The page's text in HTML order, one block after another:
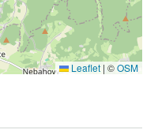
Leaflet | ©OSM